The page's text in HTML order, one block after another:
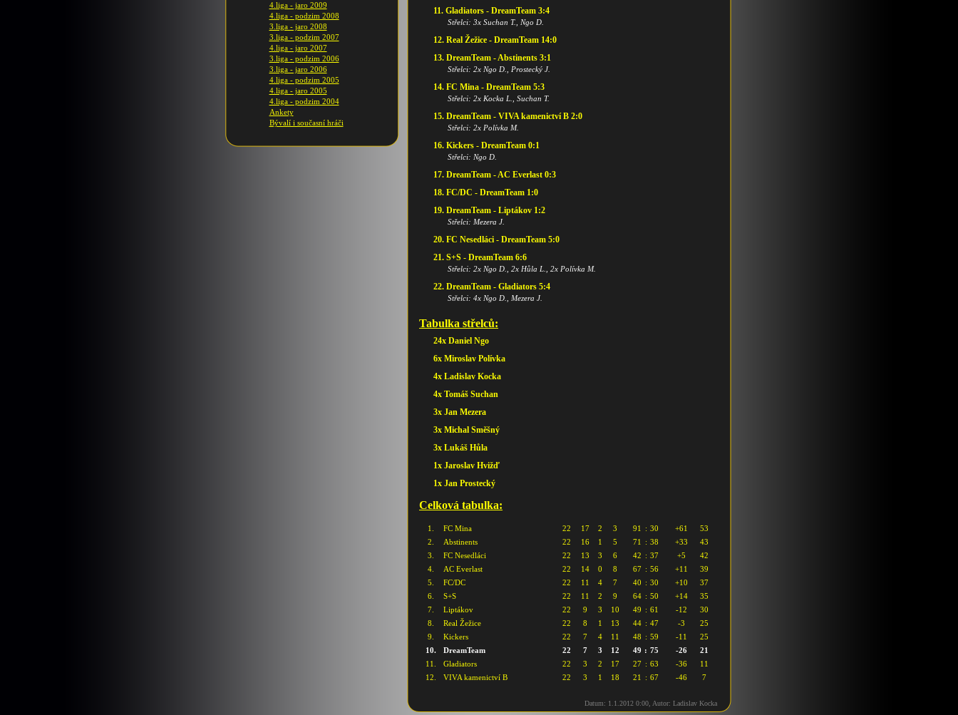
4.liga - jaro 2009
4.liga - podzim 2008
3.liga - jaro 2008
3.liga - podzim 2007
4.liga - jaro 2007
3.liga - podzim 2006
3.liga - jaro 2006
4.liga - podzim 2005
4.liga - jaro 2005
4.liga - podzim 2004
Ankety
Bývalí i současní hráči
11. Gladiators - DreamTeam 3:4
Střelci: 3x Suchan T., Ngo D.
12. Real Žežice - DreamTeam 14:0
13. DreamTeam - Abstinents 3:1
Střelci: 2x Ngo D., Prostecký J.
14. FC Mina - DreamTeam 5:3
Střelci: 2x Kocka L., Suchan T.
15. DreamTeam - VIVA kamenictví B 2:0
Střelci: 2x Polívka M.
16. Kickers - DreamTeam 0:1
Střelci: Ngo D.
17. DreamTeam - AC Everlast 0:3
18. FC/DC - DreamTeam 1:0
19. DreamTeam - Liptákov 1:2
Střelci: Mezera J.
20. FC Nesedláci - DreamTeam 5:0
21. S+S - DreamTeam 6:6
Střelci: 2x Ngo D., 2x Hůla L., 2x Polívka M.
22. DreamTeam - Gladiators 5:4
Střelci: 4x Ngo D., Mezera J.
Tabulka střelců:
24x Daniel Ngo
6x Miroslav Polívka
4x Ladislav Kocka
4x Tomáš Suchan
3x Jan Mezera
3x Michal Směšný
3x Lukáš Hůla
1x Jaroslav Hvižď
1x Jan Prostecký
Celková tabulka:
1. FC Mina 22 17 2 3 91 : 30 +61
53
2.
Abstinents 22 16 1 5 71 : 38 +33
43
3.
FC Nesedláci 22 13 3 6 42 : 37 +5
42
4.
AC Everlast 22 14 0 8 67 : 56 +11
39
5.
FC/DC 22 11 4 7 40 : 30 +10
37
6.
S+S 22 11 2 9 64 : 50 +14
35
7.
Liptákov 22 9 3 10 49 : 61 -12
30
8.
Real Žežice 22 8 1 13 44 : 47 -3
25
9.
Kickers 22 7 4 11 48 : 59 -11
25
10.
DreamTeam 22 7 3 12 49 : 75 -26
21
11.
Gladiators 22 3 2 17 27 : 63 -36
11
12.
VIVA kamenictví B 22 3 1 18 21 : 67 -46 7
Datum: 1.1.2012 0:00, Autor: Ladislav Kocka